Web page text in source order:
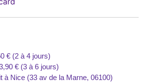
€ (2 à 4 jours)
€ (3 à 6 jours)
à Nice (33 av de la Marne, 06100)